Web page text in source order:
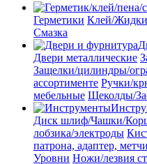
Герметики Клей/
Смазка
Двери металлические
Защелки/цилиндры/
ассортименте Ручки/
мебельные Щеколды/
Диск шлиф/Чашки/
лобзика/электроды
патрона, адаптер,
Уровни Ножи/лезвия